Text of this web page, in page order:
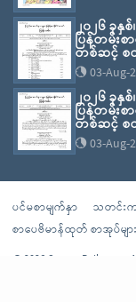
၂၀၂၆ ခု
ပြန်တမ်းစ
တစ်ဆင့် စတ
03-Aug-
၂၀၂၆ ခု
ပြန်တမ်းစ
တစ်ဆင့် စတ
03-Aug-
ပင်မစာမျက်နှာ သတင်း
စာပေဗိမာန်ထုတ် စာအုပ်များ
© 2026 Sarpay Beikman -